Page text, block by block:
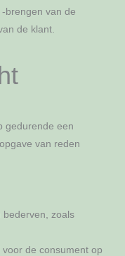
brengen van de
de klant.
gedurende een
van reden
bederven, zoals
de consument op